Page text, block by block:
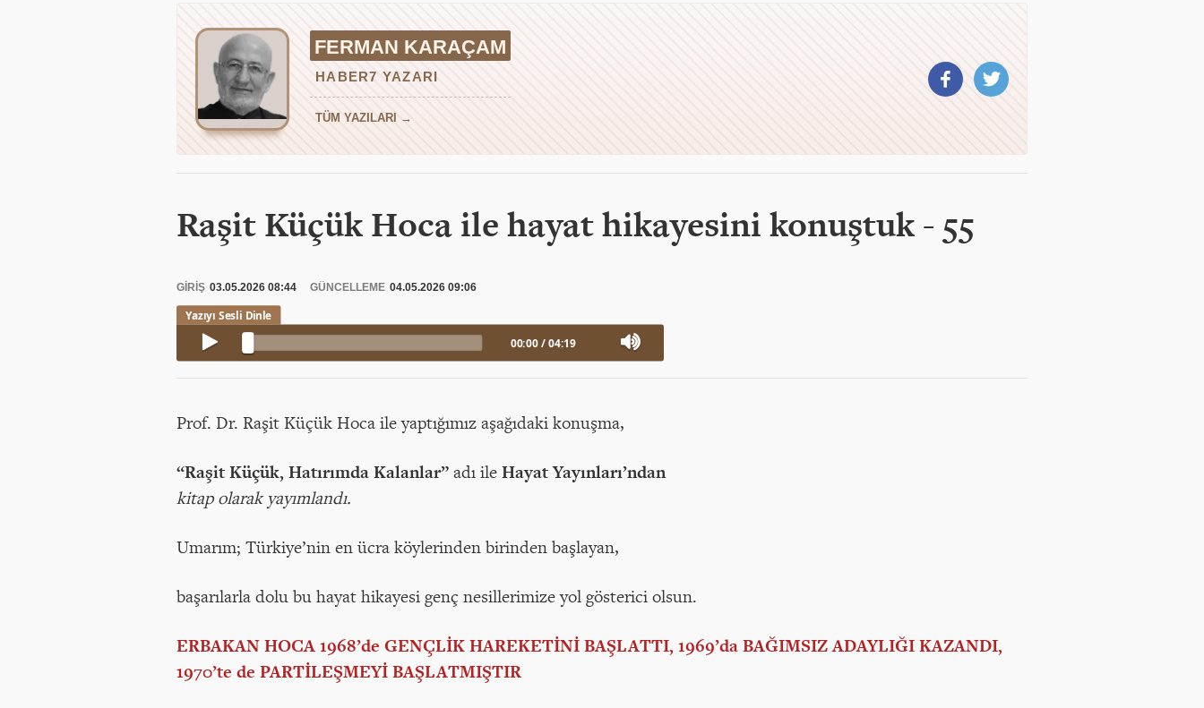
FERMAN KARAÇAM
HABER7 YAZARI
TÜM YAZILARI →
Raşit Küçük Hoca ile hayat hikayesini konuştuk - 55
GİRİŞ 03.05.2026 08:44 GÜNCELLEME 04.05.2026 09:06
00:00 / 04:19
Prof. Dr. Raşit Küçük Hoca ile yaptığımız aşağıdaki konuşma,
“Raşit Küçük, Hatırımda Kalanlar”adı ileHayat Yayınları’ndan
kitap olarak yayımlandı.
Umarım; Türkiye’nin en ücra köylerinden birinden başlayan,
başarılarla dolu bu hayat hikayesi genç nesillerimize yol gösterici olsun.
ERBAKAN HOCA 1968’de GENÇLİK HAREKETİNİ BAŞLATTI, 1969’da BAĞIMSIZ ADAYLIĞI KAZANDI,
1970’te de PARTİLEŞMEYİ BAŞLATMIŞTIR